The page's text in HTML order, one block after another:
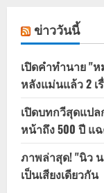
ข่าววันนี้
เปิดคำทำนาย "
หลังแม่นแล้ว 2 เ
เปิดบทกวีสุดแป
หน้าถึง 500 ปี แ
ภาพล่าสุด! "นิว
เป็นเสียงเดียวกัน